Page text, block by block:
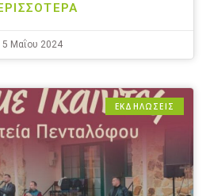
5 Μαΐου 2024
ΕΚΔΗΛΩΣΕΙΣ